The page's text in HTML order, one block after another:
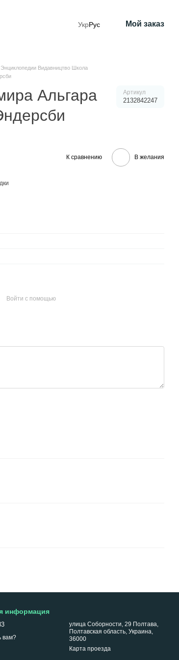
УкрРус Мой заказ
Энциклопедии Видавництво Школа
Альгара
Артикул
2132842247
К сравнению В желания
Войти с помощью
информация
вам?
улица Соборности, 29 Полтава,
Полтавская область, Украина,
36000
Карта проезда